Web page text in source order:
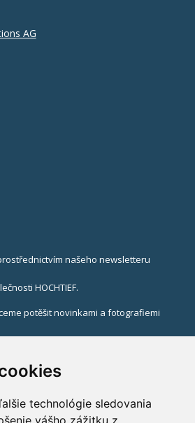
technológie sledovania
vášho zážitku z
AG
našeho newsletteru
HOCHTIEF.
potěšit novinkami a fotografiemi
svůj email.